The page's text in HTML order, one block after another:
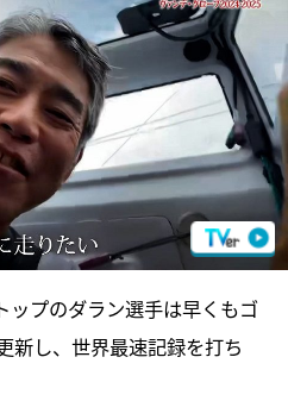
ップのダラン選手は早くもゴ
新し、世界最速記録を打ち